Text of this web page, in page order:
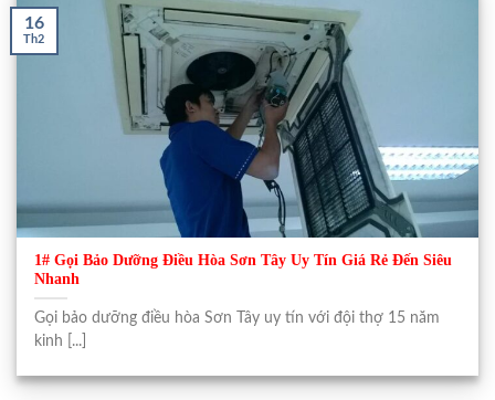
1# Gọi Bảo Dưỡng Điều Hòa Sơn Tây Uy Tín Giá Rẻ Đến Siêu
Nhanh
Gọi bảo dưỡng điều hòa Sơn Tây uy tín với đội thợ 15 năm
kinh [...]
16
Th2